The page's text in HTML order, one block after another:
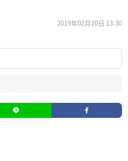
2019年02月20日 13:30